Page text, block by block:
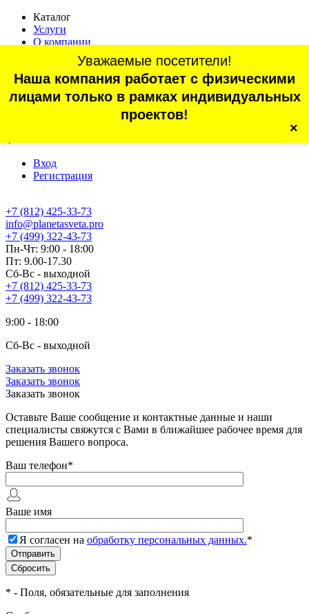
Каталог
Услуги
О компании
Статьи
Контакты
Отзывы
г. Санкт-Петербург, проспект Обуховской Обороны, 70, корп.
Вход
Регистрация
+7 (812) 425-33-73
Уважаемые посетители!
Наша компания работает с физическими
лицами только в рамках индивидуальных
проектов!
×
info@planetasveta.pro
+7 (499) 322-43-73
Пн-Чт: 9:00 - 18:00
Пт: 9.00-17.30
Сб-Вс - выходной
+7 (812) 425-33-73
+7 (499) 322-43-73
9:00 - 18:00
Сб-Вс - выходной
Заказать звонок
Заказать звонок
Заказать звонок
Оставьте Ваше сообщение и контактные данные и наши
специалисты свяжутся с Вами в ближайшее рабочее время для
решения Вашего вопроса.
Ваш телефон*
Ваше имя
Я согласен на обработку персональных данных.*
* - Поля, обязательные для заполнения